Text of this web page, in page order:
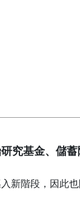
究基金、儲
新階段，因此